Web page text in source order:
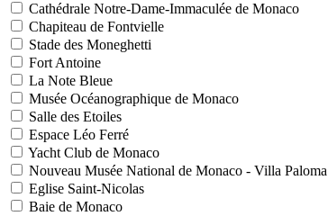
Cathédrale Notre-Dame-Immaculée de Monaco
Chapiteau de Fontvielle
Stade des Moneghetti
Fort Antoine
La Note Bleue
Musée Océanographique de Monaco
Salle des Etoiles
Espace Léo Ferré
Yacht Club de Monaco
Nouveau Musée National de Monaco - Villa Paloma
Eglise Saint-Nicolas
Baie de Monaco